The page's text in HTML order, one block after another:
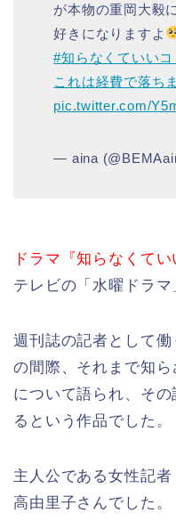
が本物の重岡大毅
好きになりますよ
#知らなくていいコ
これは経費で落ち
pic.twitter.com/
— aina
ドラマ『知らなくてい
テレビの「水曜ドラマ
週刊誌の記者として
の間際、それまで知
について語られ、そ
るという作品でした。
主人公である女性記
高由里子さんでした。